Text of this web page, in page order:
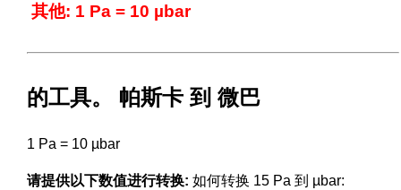
其他: 1 Pa = 10 µbar
的工具。 帕斯卡 到 微巴
1 Pa = 10 µbar
请提供以下数值进行转换: 如何转换 15 Pa 到 µbar: